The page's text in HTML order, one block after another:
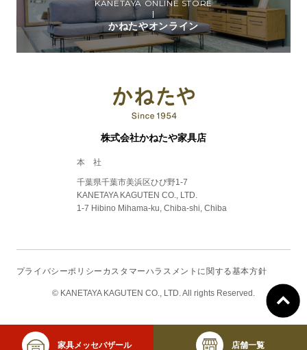
家具メッセバザール 店舗一覧
株式会社かねたや家具店
本 社
千葉県千葉市美浜区ひび野1-7
KANETAYA KAGUTEN CO., LTD.
1-7 Hibino Mihama-ku, Chiba-shi, Chiba
KANETAYA ONLINE STORE
かねたやオンライン
プライバシーポリシー カスタマーハラスメントに関する基本方針
© KANETAYA KAGUTEN CO., LTD. All rights Reserved.